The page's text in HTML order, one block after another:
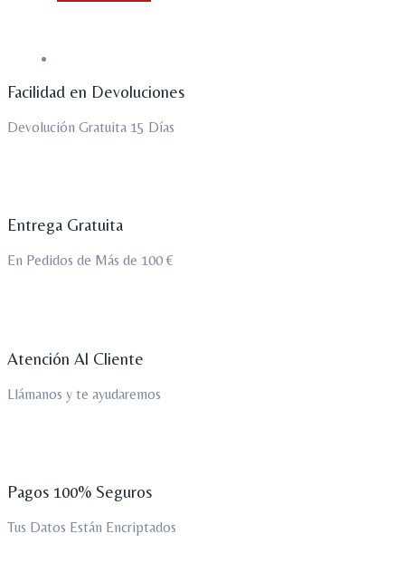
Facilidad en Devoluciones
Devolución Gratuita 15 Días
Entrega Gratuita
En Pedidos de Más de 100 €
Atención Al Cliente
Llámanos y te ayudaremos
Pagos 100% Seguros
Tus Datos Están Encriptados